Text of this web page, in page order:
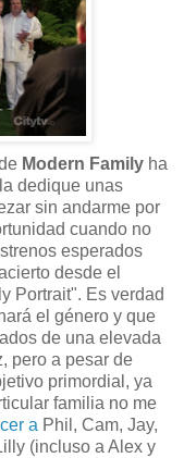
Modern Family ha
dedique unas
sin andarme por
cuando no
esperados
desde el
Portrait". Es verdad
el género y que
de una elevada
pero a pesar de
primordial, ya
familia no me
a Phil, Cam, Jay,
(incluso a Alex y